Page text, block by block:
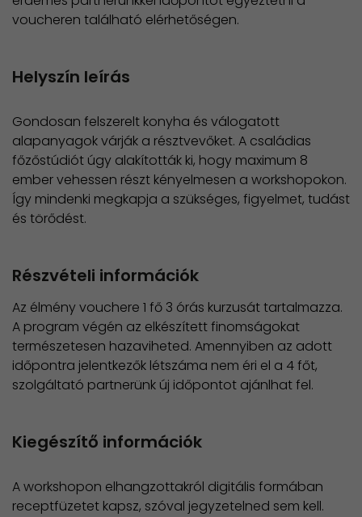
voucheren található elérhetőségen.
Helyszín leírás
Gondosan felszerelt konyha és válogatott
alapanyagok várják a résztvevőket. A családias
főzőstúdiót úgy alakították ki, hogy maximum 8
ember vehessen részt kényelmesen a workshopokon.
Így mindenki megkapja a szükséges, figyelmet, tudást
és törődést.
Részvételi információk
Az élmény vouchere 1 fő 3 órás kurzusát tartalmazza.
A program végén az elkészített finomságokat
természetesen hazaviheted. Amennyiben az adott
időpontra jelentkezők létszáma nem éri el a 4 főt,
szolgáltató partnerünk új időpontot ajánlhat fel.
Kiegészítő információk
A workshopon elhangzottakról digitális formában
receptfüzetet kapsz, szóval jegyzetelned sem kell.